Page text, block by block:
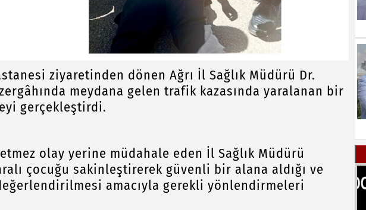
ziyaretinden dönen Ağrı İl Sağlık Müdürü Dr.
meydana gelen trafik kazasında yaralanan bir
gerçekleştirdi.
olay yerine müdahale eden İl Sağlık Müdürü
çocuğu sakinleştirerek güvenli bir alana aldığı ve
amacıyla gerekli yönlendirmeleri